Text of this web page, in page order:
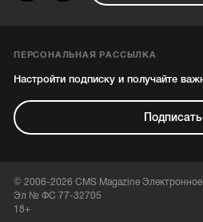
ПЕРСОНАЛЬНАЯ РАССЫЛКА
Настройти подписку и получайте
© 2006-2026 CMS Magazine
Эл № ФС 77-32705
18+